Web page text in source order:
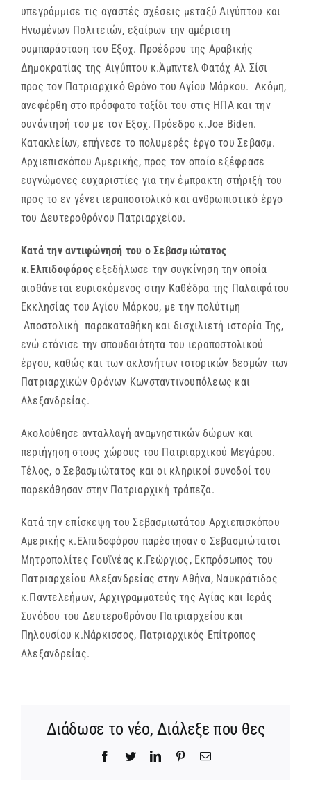
υπεγράμμισε τις αγαστές σχέσεις μεταξύ Αιγύπτου και
Ηνωμένων Πολιτειών, εξαίρων την αμέριστη
συμπαράσταση του Εξοχ. Προέδρου της Αραβικής
Δημοκρατίας της Αιγύπτου κ.Άμπντελ Φατάχ Αλ Σίσι
προς τον Πατριαρχικό Θρόνο του Αγίου Μάρκου. Ακόμη,
ανεφέρθη στο πρόσφατο ταξίδι του στις ΗΠΑ και την
συνάντησή του με τον Εξοχ. Πρόεδρο κ.Joe Biden.
Κατακλείων, επήνεσε το πολυμερές έργο του Σεβασμ.
Αρχιεπισκόπου Αμερικής, προς τον οποίο εξέφρασε
ευγνώμονες ευχαριστίες για την έμπρακτη στήριξή του
προς το εν γένει ιεραποστολικό και ανθρωπιστικό έργο
του Δευτεροθρόνου Πατριαρχείου.
Κατά την αντιφώνησή του ο Σεβασμιώτατος
κ.Ελπιδοφόρος εξεδήλωσε την συγκίνηση την οποία
αισθάνεται ευρισκόμενος στην Καθέδρα της Παλαιφάτου
Εκκλησίας του Αγίου Μάρκου, με την πολύτιμη
Αποστολική παρακαταθήκη και δισχιλιετή ιστορία Της,
ενώ ετόνισε την σπουδαιότητα του ιεραποστολικού
έργου, καθώς και των ακλονήτων ιστορικών δεσμών των
Πατριαρχικών Θρόνων Κωνσταντινουπόλεως και
Αλεξανδρείας.
Ακολούθησε ανταλλαγή αναμνηστικών δώρων και
περιήγηση στους χώρους του Πατριαρχικού Μεγάρου.
Τέλος, ο Σεβασμιώτατος και οι κληρικοί συνοδοί του
παρεκάθησαν στην Πατριαρχική τράπεζα.
Κατά την επίσκεψη του Σεβασμιωτάτου Αρχιεπισκόπου
Αμερικής κ.Ελπιδοφόρου παρέστησαν ο Σεβασμιώτατοι
Μητροπολίτες Γουϊνέας κ.Γεώργιος, Εκπρόσωπος του
Πατριαρχείου Αλεξανδρείας στην Αθήνα, Ναυκράτιδος
κ.Παντελεήμων, Αρχιγραμματεύς της Αγίας και Ιεράς
Συνόδου του Δευτεροθρόνου Πατριαρχείου και
Πηλουσίου κ.Νάρκισσος, Πατριαρχικός Επίτροπος
Αλεξανδρείας.
Διάδωσε το νέο, Διάλεξε που θες
Facebook
TwitterLinkedInPinterestEmail